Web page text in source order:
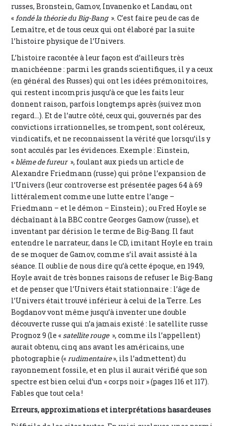
russes, Bronstein, Gamov, Invanenko et Landau, ont
« fondé la théorie du Big-Bang ». C’est faire peu de cas de
Lemaître, et de tous ceux qui ont élaboré par la suite
l’histoire physique de l’Univers.
L’histoire racontée à leur façon est d’ailleurs très
manichéenne : parmi les grands scientifiques, il y a ceux
(en général des Russes) qui ont les idées prémonitoires,
qui restent incompris jusqu’à ce que les faits leur
donnent raison, parfois longtemps après (suivez mon
regard…). Et de l’autre côté, ceux qui, gouvernés par des
convictions irrationnelles, se trompent, sont coléreux,
vindicatifs, et ne reconnaissent la vérité que lorsqu’ils y
sont acculés par les évidences. Exemple : Einstein,
« blême de fureur », foulant aux pieds un article de
Alexandre Friedmann (russe) qui prône l’expansion de
l’Univers (leur controverse est présentée pages 64 à 69
littéralement comme une lutte entre l’ange –
Friedmann – et le démon – Einstein) ; ou Fred Hoyle se
déchaînant à la BBC contre Georges Gamow (russe), et
inventant par dérision le terme de Big-Bang. Il faut
entendre le narrateur, dans le CD, imitant Hoyle en train
de se moquer de Gamov, comme s’il avait assisté à la
séance. Il oublie de nous dire qu’à cette époque, en 1949,
Hoyle avait de très bonnes raisons de refuser le Big-Bang
et de penser que l’Univers était stationnaire : l’âge de
l’Univers était trouvé inférieur à celui de la Terre. Les
Bogdanov vont même jusqu’à inventer une double
découverte russe qui n’a jamais existé : le satellite russe
Prognoz 9 (le « satellite rouge », comme ils l’appellent)
aurait obtenu, cinq ans avant les américains, une
photographie (« rudimentaire», ils l’admettent) du
rayonnement fossile, et en plus il aurait vérifié que son
spectre est bien celui d’un « corps noir » (pages 116 et 117).
Fables que tout cela !
Erreurs, approximations et interprétations hasardeuses